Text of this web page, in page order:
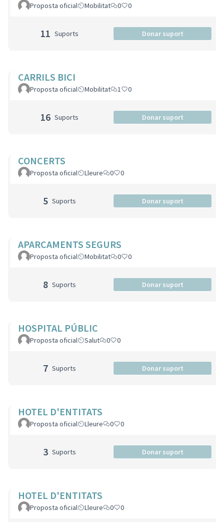
Proposta oficial Mobilitat 0 0
11 Suports Donar suport
CARRILS BICI
Proposta oficial Mobilitat 1 0
16 Suports Donar suport
CONCERTS
Proposta oficial Lleure 0 0
5 Suports Donar suport
APARCAMENTS SEGURS
Proposta oficial Mobilitat 0 0
8 Suports Donar suport
HOSPITAL PÚBLIC
Proposta oficial Salut 0 0
7 Suports Donar suport
HOTEL D'ENTITATS
Proposta oficial Lleure 0 0
3 Suports Donar suport
HOTEL D'ENTITATS
Proposta oficial Lleure 0 0